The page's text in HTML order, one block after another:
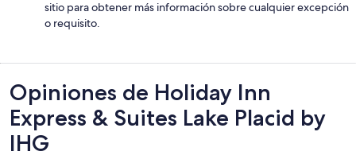
sitio para obtener más información sobre cualquier excepción
o requisito.
Opiniones
Opiniones de Holiday Inn
Express & Suites Lake Placid by
IHG